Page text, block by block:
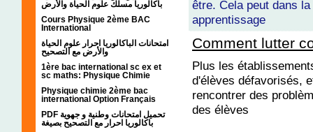
باكالوريا مسلك علوم الحياة والأرض
Cours Physique 2ème BAC
International
امتحانات الباكالوريا احرار علوم الحياة
والأرض مع التصحيح
1ère bac international sc ex et
sc maths: Physique Chimie
Physique chimie 2ème bac
international Option Français
PDF تحميل امتحانات وطنية و جهوية
باكالوريا احرار مع التصحيح بصيغة
être. Cela peut dans
apprentissage
Comment lutter
Plus les
d'élèves défavorisés,
rencontrer des
des élèves